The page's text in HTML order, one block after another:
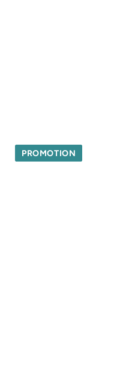
PROMOTION